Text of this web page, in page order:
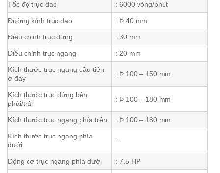
Tốc độ trục dao : 6000 vòng/phút
Đường kính trục dao : Þ 40 mm
Điều chỉnh trục đứng : 30 mm
Điều chỉnh trục ngang : 20 mm
Kích thước trục ngang đầu tiên
ở đáy
: Þ 100 – 150 mm
Kích thước trục đứng bên
phải/trái
: Þ 100 – 180 mm
Kích thước trục ngang phía trên : Þ 100 – 180 mm
Kích thước trục ngang phía
dưới
–
Động cơ trục ngang phía dưới : 7.5 HP